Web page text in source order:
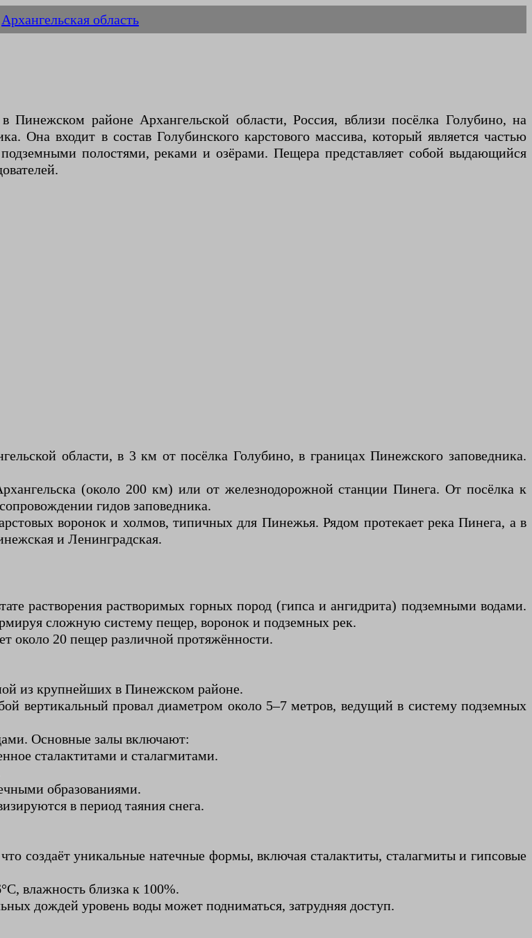
Архангельская область
районе Архангельской области, Россия, вблизи посёлка Голубино, на
Она входит в состав Голубинского карстового массива, который является частью
полостями, реками и озёрами. Пещера представляет собой выдающийся
области, в 3 км от посёлка Голубино, в границах Пинежского заповедника.
(около 200 км) или от железнодорожной станции Пинега. От посёлка к
гидов заповедника.
воронок и холмов, типичных для Пинежья. Рядом протекает река Пинега, а в
и Ленинградская.
растворения растворимых горных пород (гипса и ангидрита) подземными водами.
сложную систему пещер, воронок и подземных рек.
около 20 пещер различной протяжённости.
из крупнейших в Пинежском районе.
вертикальный провал диаметром около 5–7 метров, ведущий в систему подземных
Основные залы включают:
сталактитами и сталагмитами.
образованиями.
в период таяния снега.
создаёт уникальные натечные формы, включая сталактиты, сталагмиты и гипсовые
влажность близка к 100%.
дождей уровень воды может подниматься, затрудняя доступ.